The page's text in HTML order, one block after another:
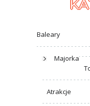
Baleary
Majorka
Atrakcje